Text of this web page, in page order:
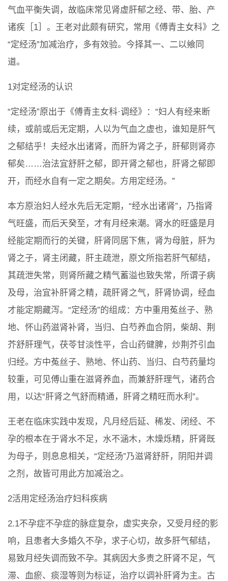
气血平衡失调，故临床常见肾虚肝郁之经、带、胎、产
诸疾［1］。王老对此颇有研究，常用《傅青主女科》之
“定经汤”加减治疗，多有效验。今择其一、二以飨同
道。
1对定经汤的认识
“定经汤”原出于《傅青主女科·调经》：“妇人有经来断
续，或前或后无定期，人以为气血之虚也，谁知是肝气
之郁结乎！夫经水出诸肾，而肝为肾之子，肝郁则肾亦
郁矣……治法宜舒肝之郁，即开肾之郁也，肝肾之郁即
开，而经水自有一定之期矣。方用定经汤。”
本方原治妇人经水先后无定期，“经水出诸肾”，乃指肾
气旺盛，而后天癸至，才有月经来潮。肾水的旺盛是月
经能定期而行的关键，肝肾同居下焦，肾为母脏，肝为
肾之子，肾主闭藏，肝主疏泄，原文所指若肝气郁结，
其疏泄失常，则肾所藏之精气蓄溢也致失常，所谓子病
及母，治宜补肝肾之精，疏肝肾之气，肝肾协调，经血
才能定期藏泻。“定经汤”的组成：方中重用菟丝子、熟
地、怀山药滋肾补肾，当归、白芍养血合阴，柴胡、荆
芥舒肝理气，茯苓甘淡性平，合山药健脾，炒荆芥引血
归经。方中菟丝子、熟地、怀山药、当归、白芍药量均
较重，可见傅山重在滋肾养血，而兼舒肝理气，诸药合
用，以达“肝肾之气舒而精通，肝肾之精旺而水利”。
王老在临床实践中发现，凡月经后延、稀发、闭经、不
孕的根本在于肾水不足，水不涵木，木燥烁精，肝肾既
为母子，则息息相关，“定经汤”乃滋肾舒肝，阴阳并调
之剂，故皆可用此方加减治之。
2活用定经汤治疗妇科疾病
2.1不孕症不孕症的脉症复杂，虚实夹杂，又受月经的影
响，且患者大多婚久不孕，求子心切，故多肝气郁结，
易致月经失调而致不孕。其病因大多责之肝肾不足，气
滞、血瘀、痰湿等则为标证，治疗以调补肝肾为主。古